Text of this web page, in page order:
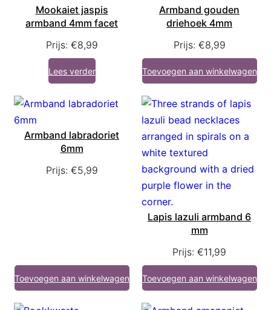
Mookaiet jaspis
armband 4mm facet
Prijs: €8,99
Lees verder
Armband gouden
driehoek 4mm
Prijs: €8,99
Toevoegen aan winkelwagen
Armband labradoriet
6mm
Prijs: €5,99
Toevoegen aan winkelwagen
Lapis lazuli armband 6
mm
Prijs: €11,99
Toevoegen aan winkelwagen